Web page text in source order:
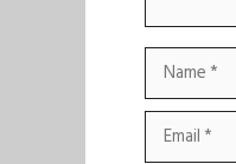
Name
Email